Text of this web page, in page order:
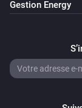
Gestion Energy